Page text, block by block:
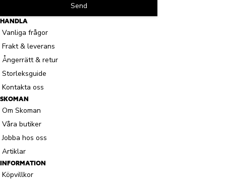
Send
HANDLA
Vanliga frågor
Frakt & leverans
Ångerrätt & retur
Storleksguide
Kontakta oss
SKOMAN
Om Skoman
Våra butiker
Jobba hos oss
Artiklar
INFORMATION
Köpvillkor